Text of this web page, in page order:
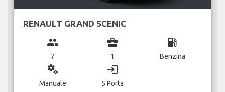
RENAULT GRAND SCENIC
group
7
business_center
1
local_gas_station
Benzina
miscellaneous_services
Manuale
login
5 Porta